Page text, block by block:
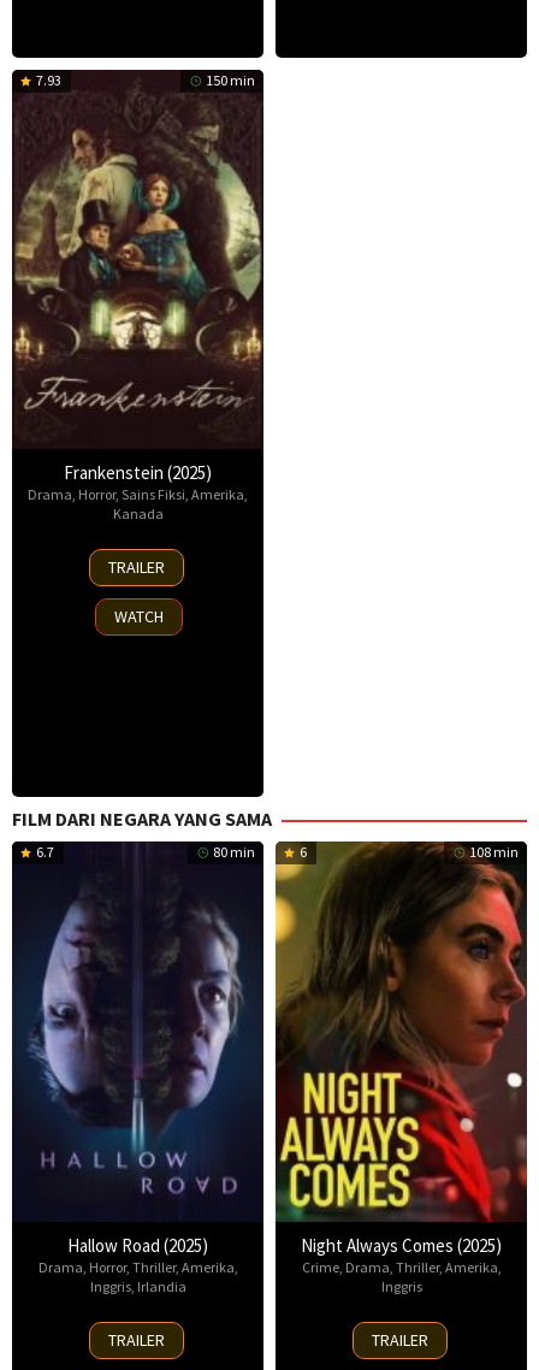
7.93 150 min
Frankenstein (2025)
Drama, Horror, Sains Fiksi, Amerika,
Kanada
17
Oct
2025
TRAILER
WATCH
FILM DARI NEGARA YANG SAMA
6.7 80 min
Hallow Road (2025)
Drama Horror, Thriller, Amerika
Inggris, Irlandia
16
Apr
TRAILER
6 108 min
Night Always Comes (2025)
Crime, Drama Thriller, Amerika
Inggris
15
Aug
TRAILER